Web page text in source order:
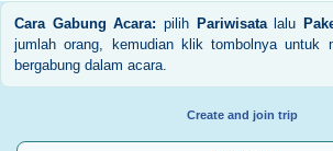
Cara Gabung Acara: pilih Pariwisatalalu
jumlah orang, kemudian klik tombolnya untuk
bergabung dalam acara.
Create and join trip